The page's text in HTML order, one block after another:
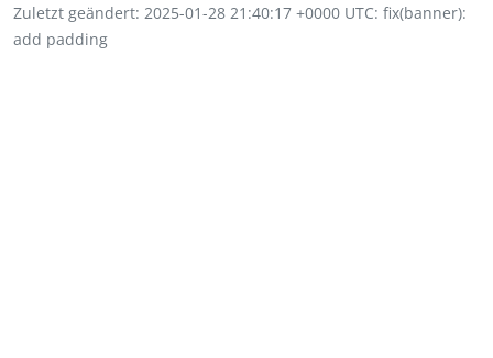
Zuletzt geändert: 2025-01-28 21:40:17 +0000 UTC: fix(banner):
add padding